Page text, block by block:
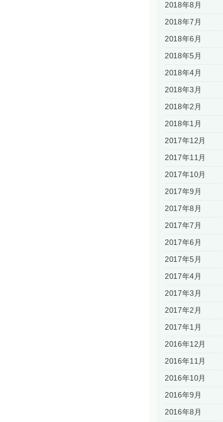
2018年8月
2018年7月
2018年6月
2018年5月
2018年4月
2018年3月
2018年2月
2018年1月
2017年12月
2017年11月
2017年10月
2017年9月
2017年8月
2017年7月
2017年6月
2017年5月
2017年4月
2017年3月
2017年2月
2017年1月
2016年12月
2016年11月
2016年10月
2016年9月
2016年8月